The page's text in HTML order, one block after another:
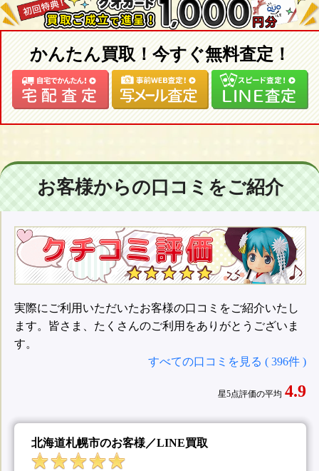
かんたん買取！今すぐ無料査定！
お客様からの口コミをご紹介
実際にご利用いただいたお客様の口コミをご紹介いたし
ます。皆さま、たくさんのご利用をありがとうございま
す。
すべての口コミを見る ( 396件 )
星5点評価の平均 4.9
北海道札幌市のお客様／LINE買取